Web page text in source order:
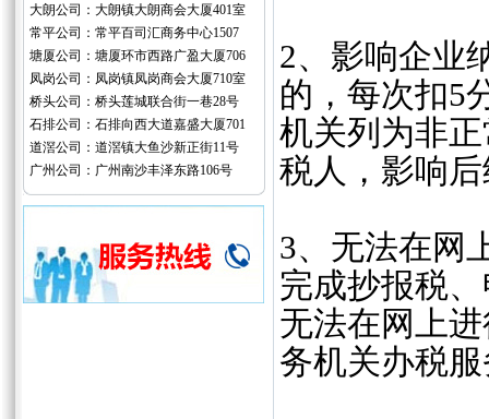
大朗公司：大朗镇大朗商会大厦401室
常平公司：常平百司汇商务中心1507
塘厦公司：塘厦环市西路广盈大厦706
凤岗公司：凤岗镇凤岗商会大厦710室
桥头公司：桥头莲城联合街一巷28号
石排公司：石排向西大道嘉盛大厦701
道滘公司：道滘镇大鱼沙新正街11号
广州公司：广州南沙丰泽东路106号
‌2、影响企业
的，每次扣5
机关列为非
税人，影响
‌3、无法在网
完成抄报税
无法在网上
务机关办税